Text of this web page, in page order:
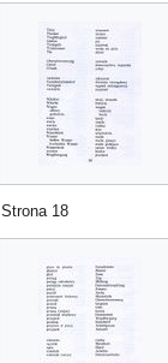
Strona 18